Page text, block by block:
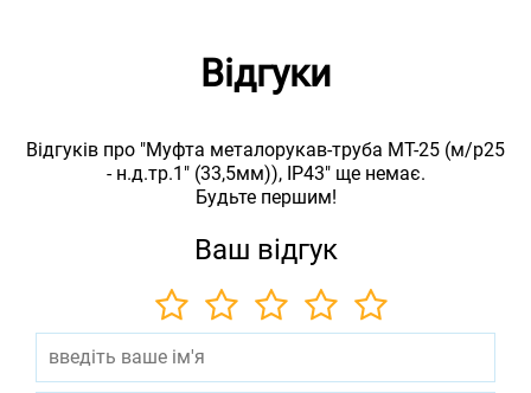
Відгуки
Відгуків про "Муфта металорукав-труба МТ-25 (м/р25
- н.д.тр.1" (33,5мм)), IP43" ще немає.
Будьте першим!
Ваш відгук